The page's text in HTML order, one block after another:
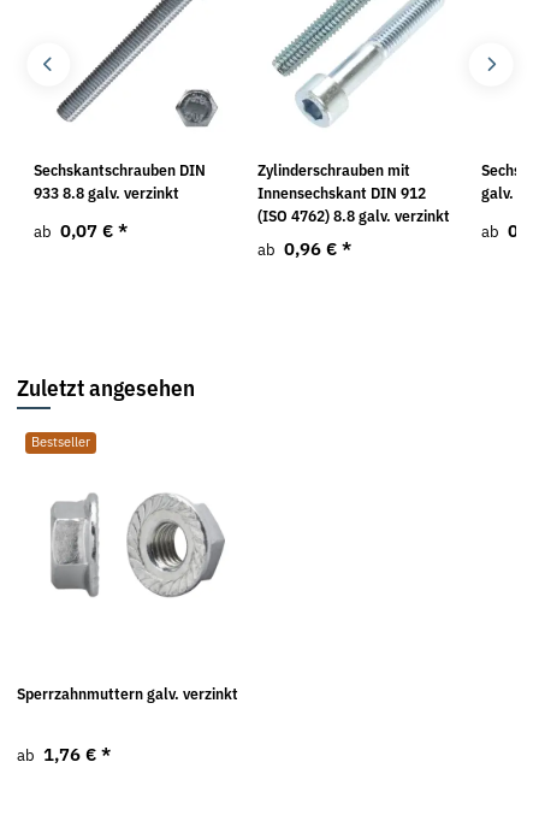
Sechskantschrauben DIN
933 8.8 galv. verzinkt
ab 0,07 € *
Zylinderschrauben mit
Innensechskant DIN 912
(ISO 4762) 8.8 galv. verzinkt
ab 0,96 € *
galv.
ab
Zuletzt angesehen
Bestseller
Sperrzahnmuttern galv. verzinkt
ab 1,76 € *